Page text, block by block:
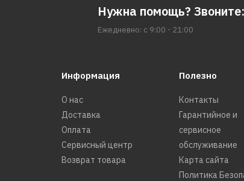
Нужна помощь? Звоните:
Ежедневно: с 9:00 - 21:00
Информация
О нас
Доставка
Оплата
Сервисный центр
Возврат товара
Полезно
Контакты
Гарантийное и
сервисное
обслуживание
Карта сайта
Политика